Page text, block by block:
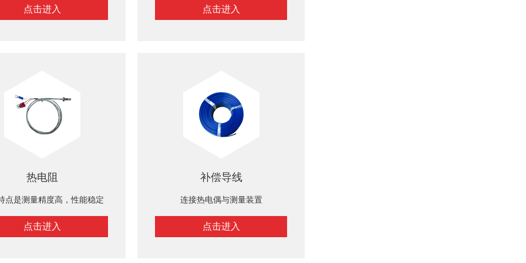
点击进入 点击进入
热电阻
点是测量精度高，性能稳定
点击进入
补偿导线
连接热电偶与测量装置
点击进入